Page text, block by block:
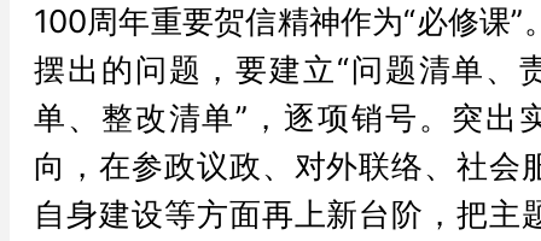
100周年重要贺信精神作为“必修课”
摆出的问题，要建立“问题清单、
单、整改清单”，逐项销号。突出
向，在参政议政、对外联络、社会
自身建设等方面再上新台阶，把主